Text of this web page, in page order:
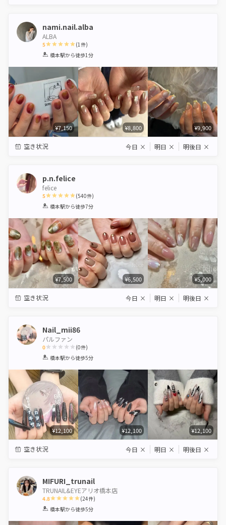
nami.nail.alba
ALBA
5
1 2 3 4 5
(1件)
橋本駅から徒歩1分
¥7,150 ¥8,800 ¥9,900
空き状況 今日 × 明日 × 明後日 ×
p.n.felice
felice
5
1 2 3 4 5
(540件)
橋本駅から徒歩7分
¥7,500 ¥6,500 ¥5,000
空き状況 今日 × 明日 × 明後日 ×
Nail_mii86
パルファン
0
1 2 3 4 5
(0件)
橋本駅から徒歩5分
¥12,100 ¥12,100 ¥12,100
空き状況 今日 × 明日 × 明後日 ×
MIFURI_trunail
TRUNAIL&EYEアリオ橋本店
4.8
1 2 3 4 5
(24件)
橋本駅から徒歩5分